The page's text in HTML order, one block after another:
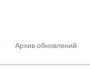
Архив обновлений